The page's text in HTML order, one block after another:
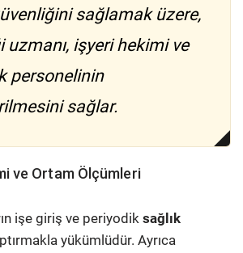
sağlamak üzere,
uzmanı, işyeri hekimi ve
personelinin
sağlar.
ve Ortam Ölçümleri
işe giriş ve periyodik sağlık
yükümlüdür. Ayrıca